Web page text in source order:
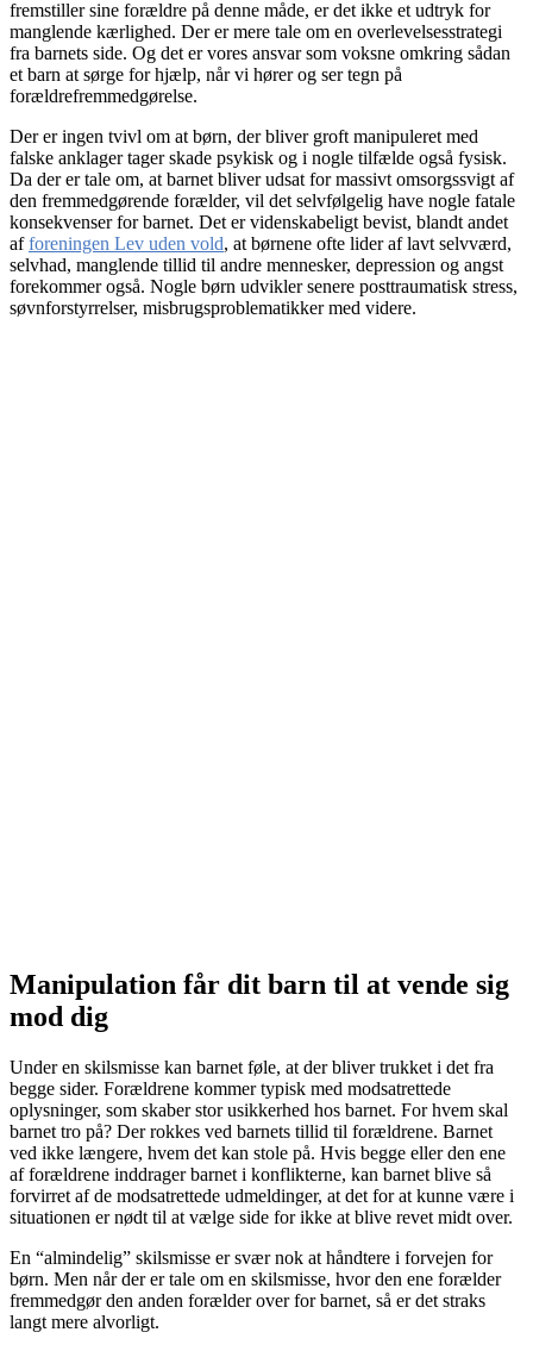
fremstiller sine forældre på denne måde, er det ikke et udtryk for
manglende kærlighed. Der er mere tale om en overlevelsesstrategi
fra barnets side. Og det er vores ansvar som voksne omkring sådan
et barn at sørge for hjælp, når vi hører og ser tegn på
forældrefremmedgørelse.
Der er ingen tvivl om at børn, der bliver groft manipuleret med
falske anklager tager skade psykisk og i nogle tilfælde også fysisk.
Da der er tale om, at barnet bliver udsat for massivt omsorgssvigt af
den fremmedgørende forælder, vil det selvfølgelig have nogle fatale
konsekvenser for barnet. Det er videnskabeligt bevist, blandt andet
afforeningen Lev uden vold, at børnene ofte lider af lavt selvværd,
selvhad, manglende tillid til andre mennesker, depression og angst
forekommer også. Nogle børn udvikler senere posttraumatisk stress,
søvnforstyrrelser, misbrugsproblematikker med videre.
Manipulation får dit barn til at vende sig
mod dig
Under en skilsmisse kan barnet føle, at der bliver trukket i det fra
begge sider. Forældrene kommer typisk med modsatrettede
oplysninger, som skaber stor usikkerhed hos barnet. For hvem skal
barnet tro på? Der rokkes ved barnets tillid til forældrene. Barnet
ved ikke længere, hvem det kan stole på. Hvis begge eller den ene
af forældrene inddrager barnet i konflikterne, kan barnet blive så
forvirret af de modsatrettede udmeldinger, at det for at kunne være i
situationen er nødt til at vælge side for ikke at blive revet midt over.
En “almindelig” skilsmisse er svær nok at håndtere i forvejen for
børn. Men når der er tale om en skilsmisse, hvor den ene forælder
fremmedgør den anden forælder over for barnet, så er det straks
langt mere alvorligt.